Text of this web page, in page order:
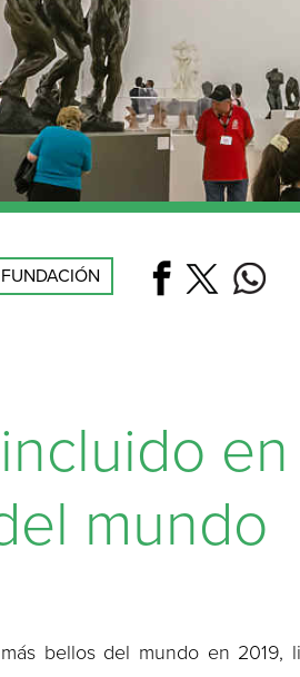
FUNDACIÓN
mundo
bellos del mundo en 2019,